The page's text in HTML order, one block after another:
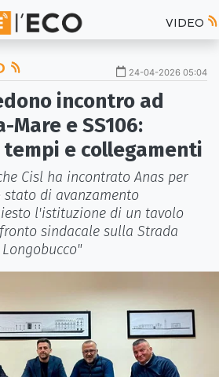
VIDEO
24-04-2026 05:04
incontro ad
Mare e SS106:
tempi e collegamenti
Cisl ha incontrato Anas per
di avanzamento
l'istituzione di un tavolo
sindacale sulla Strada